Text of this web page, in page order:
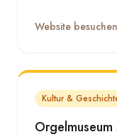
Schildkröten – in
natürlichen
Website besuchen
Kultur &